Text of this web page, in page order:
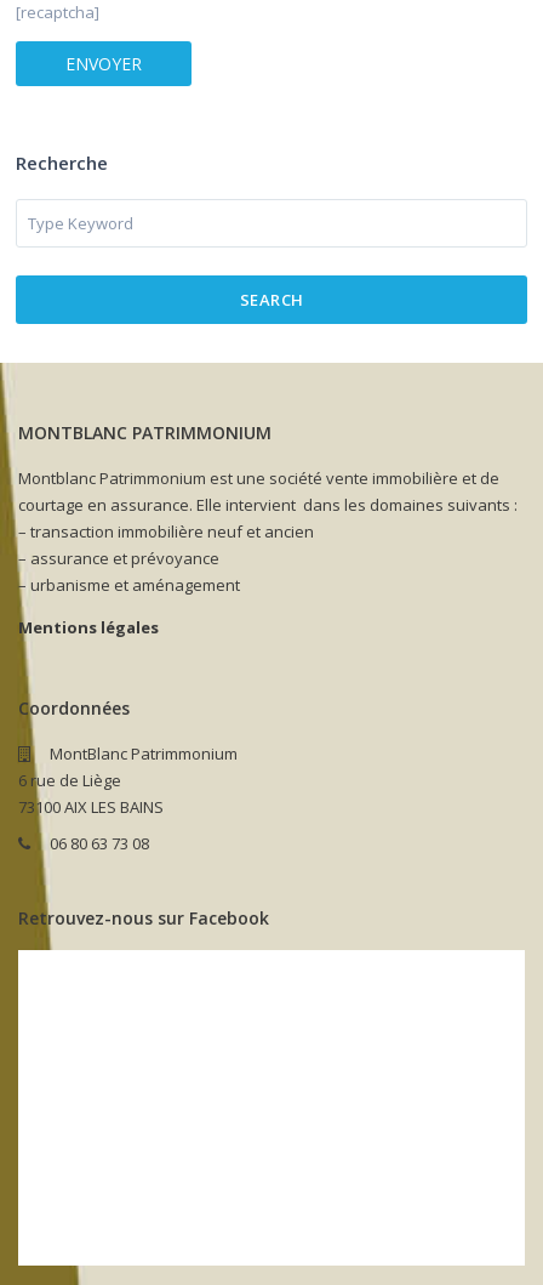
[recaptcha]
Recherche
SEARCH
MONTBLANC PATRIMMONIUM
Montblanc Patrimmonium est une société vente immobilière et de
courtage en assurance. Elle intervient dans les domaines suivants :
– transaction immobilière neuf et ancien
– assurance et prévoyance
– urbanisme et aménagement
Mentions légales
Coordonnées
MontBlanc Patrimmonium
6 rue de Liège
73100 AIX LES BAINS
06 80 63 73 08
Retrouvez-nous sur Facebook